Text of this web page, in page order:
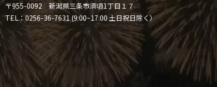
〒955-0092 新潟県三条市須頃1丁目１７
TEL：0256-36-7631 (9:00~17:00 土日祝日除く）